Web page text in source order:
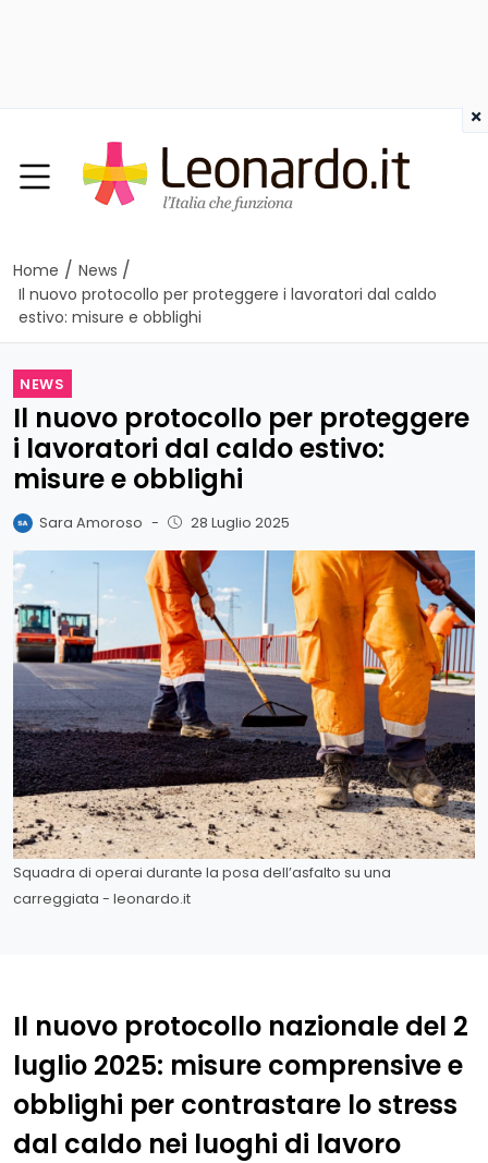
Home / News /
Il nuovo protocollo per proteggere i lavoratori dal caldo
estivo: misure e obblighi
NEWS
Il nuovo protocollo per proteggere
i lavoratori dal caldo estivo:
misure e obblighi
Sara Amoroso - 28 Luglio 2025
Squadra di operai durante la posa dell’asfalto su una
carreggiata - leonardo.it
Il nuovo protocollo nazionale del 2
luglio 2025: misure comprensive e
obblighi per contrastare lo stress
dal caldo nei luoghi di lavoro
×